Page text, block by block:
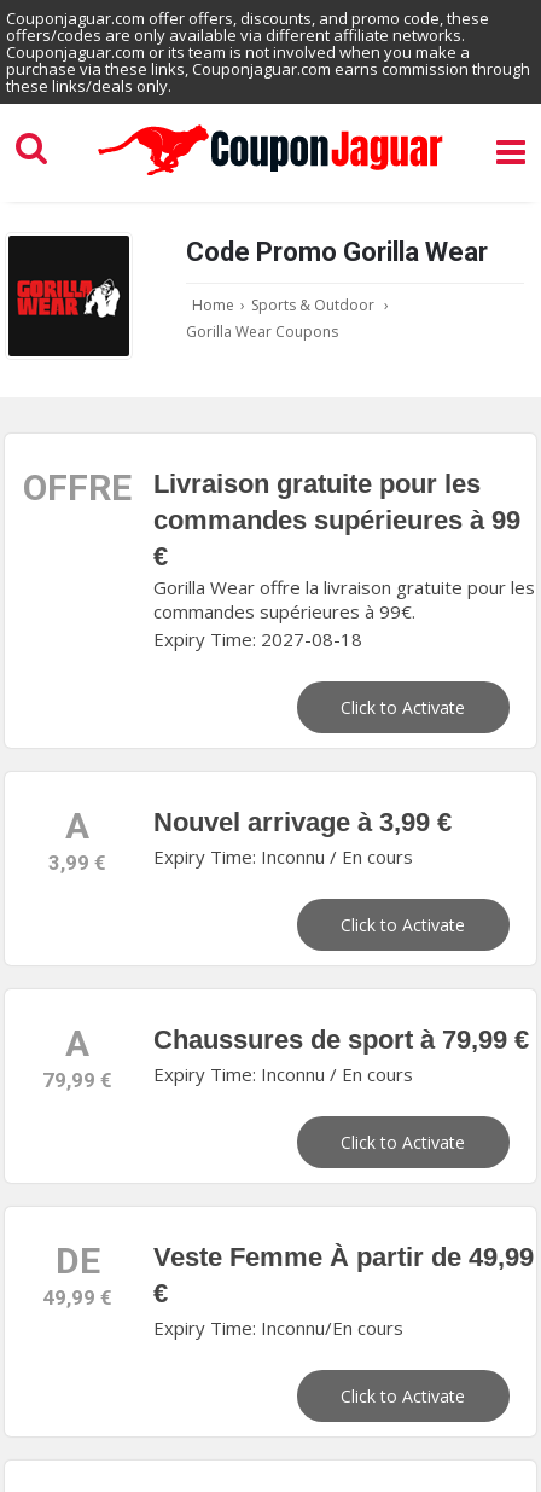
Couponjaguar.com offer offers, discounts, and promo code, these
offers/codes are only available via different affiliate networks.
Couponjaguar.com or its team is not involved when you make a
purchase via these links, Couponjaguar.com earns commission through
these links/deals only.
Code Promo Gorilla Wear
Home › Sports & Outdoor ›
Gorilla Wear Coupons
OFFRE
Livraison gratuite pour les
commandes supérieures à 99
€
Gorilla Wear offre la livraison gratuite pour les
commandes supérieures à 99€.
Expiry Time: 2027-08-18
Click to Activate
A
3,99 €
Nouvel arrivage à 3,99 €
Expiry Time: Inconnu / En cours
Click to Activate
A
79,99 €
Chaussures de sport à 79,99 €
Expiry Time: Inconnu / En cours
Click to Activate
DE
49,99 €
Veste Femme À partir de 49,99
€
Expiry Time: Inconnu/En cours
Click to Activate